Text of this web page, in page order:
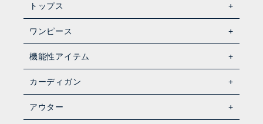
トップス
ワンピース
機能性アイテム
カーディガン
アウター